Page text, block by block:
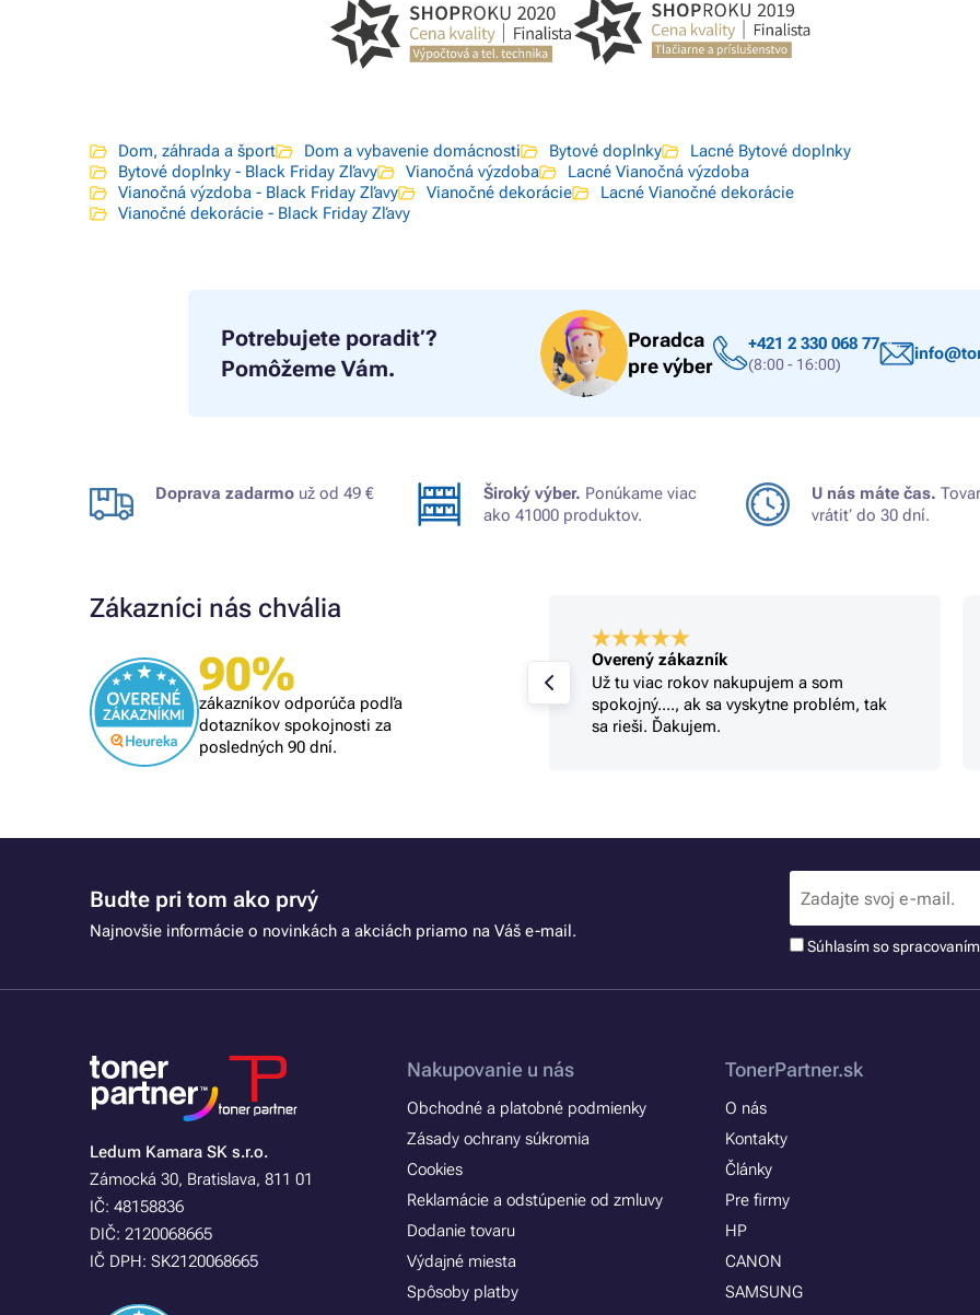
Dom, záhrada a šport Dom a vybavenie domácnosti Bytové doplnky
Lacné Bytové doplnky
Bytové doplnky - Black Friday Zľavy
Vianočná výzdoba
Lacné Vianočná výzdoba
Vianočná výzdoba - Black Friday Zľavy
Vianočné dekorácie
Lacné Vianočné dekorácie
Vianočné dekorácie - Black Friday Zľavy
Potrebujete poradiť?
Pomôžeme Vám.
Poradca
pre výber
+421 2 330 068 77
(8:00 - 16:00)
Doprava zadarmo už od 49 € Široký výber. Ponúkame viac
ako 41000 produktov.
U nás máte čas.
vrátiť do 30 dní.
Zákazníci nás chvália
90%
zákazníkov odporúča podľa
dotazníkov spokojnosti za
posledných 90 dní.
Overený zákazník
rýchly nákup
Overený zákazník
Už tu viac rokov nakupujem a som
spokojný...., ak sa vyskytne problém, tak
sa rieši. Ďakujem.
Buďte pri tom ako prvý
Najnovšie informácie o novinkách a akciách priamo na Váš e-mail.
Súhlasím so spracovaním
Ledum Kamara SK s.r.o.
Zámocká 30, Bratislava, 811 01
IČ: 48158836
DIČ: 2120068665
IČ DPH: SK2120068665
Nakupovanie u nás
Obchodné a platobné podmienky
Zásady ochrany súkromia
Cookies
Reklamácie a odstúpenie od zmluvy
Dodanie tovaru
Výdajné miesta
Spôsoby platby
TonerPartner.sk
O nás
Kontakty
Články
Pre firmy
HP
CANON
SAMSUNG